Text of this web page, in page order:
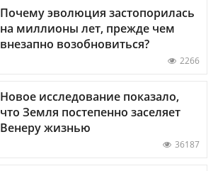
Почему эволюция застопорилась
на миллионы лет, прежде чем
внезапно возобновиться?
2266
Новое исследование показало,
что Земля постепенно заселяет
Венеру жизнью
36187